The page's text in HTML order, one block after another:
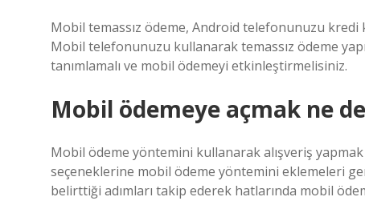
Mobil temassız ödeme, Android telefonunuzu
Mobil telefonunuzu kullanarak temassız ödeme
tanımlamalı ve mobil ödemeyi etkinleştirmelisiniz.
Mobil ödemeye açmak ne
Mobil ödeme yöntemini kullanarak alışveriş
seçeneklerine mobil ödeme yöntemini eklemeleri
belirttiği adımları takip ederek hatlarında mobil